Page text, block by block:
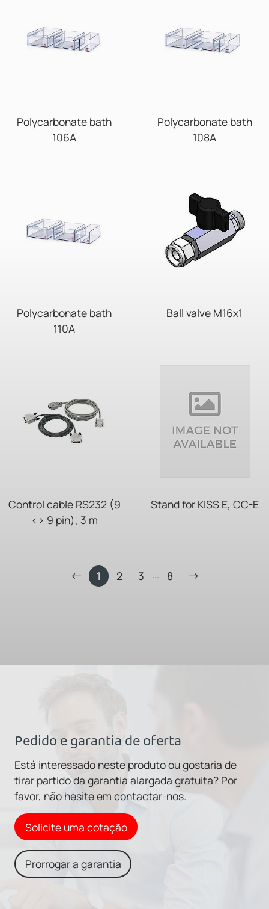
Polycarbonate bath
106A
Polycarbonate bath
108A
Polycarbonate bath
110A
Ball valve M16x1
Control cable RS232 (9
<> 9 pin), 3 m
Stand for KISS E, CC-E
1 2 3 ... 8
Pedido e garantia de oferta
Está interessado neste produto ou gostaria de
tirar partido da garantia alargada gratuita? Por
favor, não hesite em contactar-nos.
Solicite uma cotação
Prorrogar a garantia